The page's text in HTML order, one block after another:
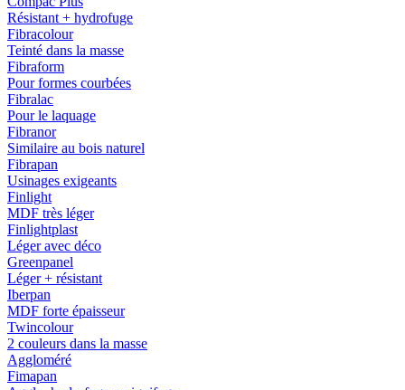
Résistant + hydrofuge
Fibracolour
Teinté dans la masse
Fibraform
Pour formes courbées
Fibralac
Pour le laquage
Fibranor
Similaire au bois naturel
Fibrapan
Usinages exigeants
Finlight
MDF très léger
Finlightplast
Léger avec déco
Greenpanel
Léger + résistant
Iberpan
MDF forte épaisseur
Twincolour
2 couleurs dans la masse
Aggloméré
Fimapan